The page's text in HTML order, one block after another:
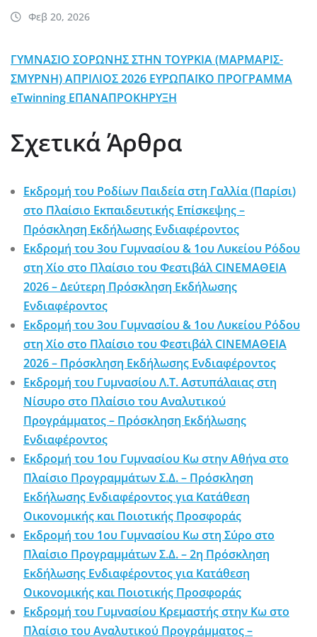
Φεβ 20, 2026
ΓΥΜΝΑΣΙΟ ΣΟΡΩΝΗΣ ΣΤΗΝ ΤΟΥΡΚΙΑ (ΜΑΡΜΑΡΙΣ-
ΣΜΥΡΝΗ) ΑΠΡΙΛΙΟΣ 2026 ΕΥΡΩΠΑΪΚΟ ΠΡΟΓΡΑΜΜΑ
eTwinning ΕΠΑΝΑΠΡΟΚΗΡΥΞΗ
Σχετικά Άρθρα
Εκδρομή του Ροδίων Παιδεία στη Γαλλία (Παρίσι)
στο Πλαίσιο Εκπαιδευτικής Επίσκεψης –
Πρόσκληση Εκδήλωσης Ενδιαφέροντος
Εκδρομή του 3ου Γυμνασίου & 1ου Λυκείου Ρόδου
στη Χίο στο Πλαίσιο του Φεστιβάλ CINEΜΑΘΕΙΑ
2026 – Δεύτερη Πρόσκληση Εκδήλωσης
Ενδιαφέροντος
Εκδρομή του 3ου Γυμνασίου & 1ου Λυκείου Ρόδου
στη Χίο στο Πλαίσιο του Φεστιβάλ CINEΜΑΘΕΙΑ
2026 – Πρόσκληση Εκδήλωσης Ενδιαφέροντος
Εκδρομή του Γυμνασίου Λ.Τ. Αστυπάλαιας στη
Νίσυρο στο Πλαίσιο του Αναλυτικού
Προγράμματος – Πρόσκληση Εκδήλωσης
Ενδιαφέροντος
Εκδρομή του 1ου Γυμνασίου Κω στην Αθήνα στο
Πλαίσιο Προγραμμάτων Σ.Δ. – Πρόσκληση
Εκδήλωσης Ενδιαφέροντος για Κατάθεση
Οικονομικής και Ποιοτικής Προσφοράς
Εκδρομή του 1ου Γυμνασίου Κω στη Σύρο στο
Πλαίσιο Προγραμμάτων Σ.Δ. – 2η Πρόσκληση
Εκδήλωσης Ενδιαφέροντος για Κατάθεση
Οικονομικής και Ποιοτικής Προσφοράς
Εκδρομή του Γυμνασίου Κρεμαστής στην Κω στο
Πλαίσιο του Αναλυτικού Προγράμματος –